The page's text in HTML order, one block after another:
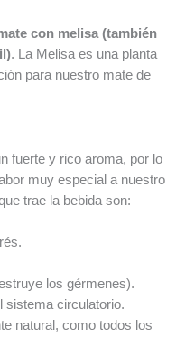
con melisa (también
. La Melisa es una planta
para nuestro mate de
fuerte y rico aroma, por lo
muy especial a nuestro
trae la bebida son:
los gérmenes).
sistema circulatorio.
natural, como todos los